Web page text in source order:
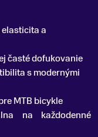
a
časté dofukovanie
s modernými
MTB bicykle
na každodenné